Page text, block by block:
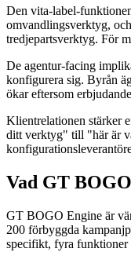
Den vita-label-
omvandlingsverktyg,
tredjepartsverktyg. För
De agentur-facing
konfigurera sig. Byrån
ökar eftersom
Klientrelationen stärker
ditt verktyg" till "här är
Vad GT
GT BOGO Engine är
200 förbyggda
specifikt, fyra funktioner